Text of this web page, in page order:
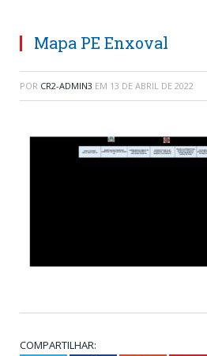
Mapa PE Enxoval
POR CR2-ADMIN3 EM 13 DE ABRIL DE 2022
COMPARTILHAR: